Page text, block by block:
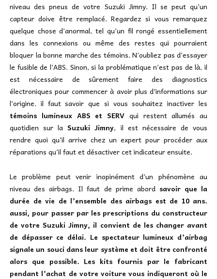
niveau des pneus de votre Suzuki Jimny. Il se peut qu’un
capteur doive être remplacé. Regardez si vous remarquez
quelque chose d’anormal, tel qu’un fil rongé essentiellement
dans les connexions ou même des restes qui pourraient
bloquer la bonne marche des témoins. N’oubliez pas d’essayer
le fusible de l’ABS. Sinon, si la problématique n’est pas de là, il
est nécessaire de sûrement faire des diagnostics
électroniques pour commencer à avoir plus d’informations sur
l’origine. il faut savoir que si vous souhaitez inactiver les
témoins lumineux ABS et SERV qui restent allumés au
quotidien sur laSuzuki Jimny, il est nécessaire de vous
rendre quoi qu’il arrive chez un expert pour procéder aux
réparations qu’il faut et désactiver cet indicateur ensuite.
Le problème peut venir inopinément d’un phénomène au
niveau des airbags. Il faut de prime abord savoir que la
durée de vie de l’ensemble des airbags est de 10 ans.
aussi, pour passer par les prescriptions du constructeur
de votre Suzuki Jimny, il convient de les changer avant
de dépasser ce délai. Le spectateur lumineux d’airbag
signale un souci dans leur système et doit être confronté
alors que possible. Les kits fournis par le fabricant
pendant l’achat de votre voiture vous indiqueront où le